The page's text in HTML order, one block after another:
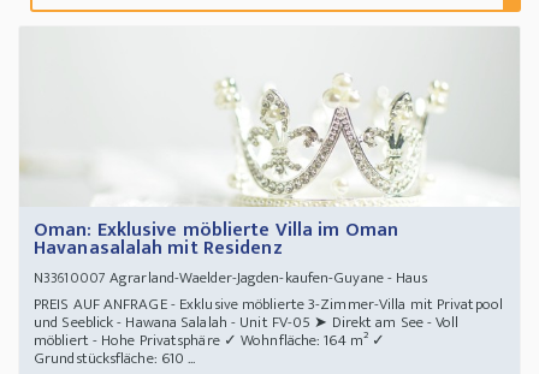
Oman: Exklusive möblierte Villa im Oman
Havanasalalah mit Residenz
N33610007 Agrarland-Waelder-Jagden-kaufen-Guyane - Haus
PREIS AUF ANFRAGE - Exklusive möblierte 3-Zimmer-Villa mit Privatpool
und Seeblick - Hawana Salalah - Unit FV-05 ➤ Direkt am See - Voll
möbliert - Hohe Privatsphäre ✓ Wohnfläche: 164 m² ✓
Grundstücksfläche: 610 ...